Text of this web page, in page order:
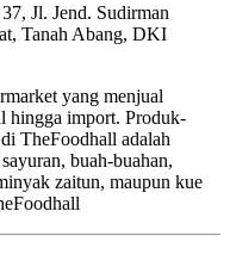
Jl. Jend. Sudirman
Tanah Abang, DKI
yang menjual
hingga import. Produk-
TheFoodhall adalah
buah-buahan,
zaitun, maupun kue